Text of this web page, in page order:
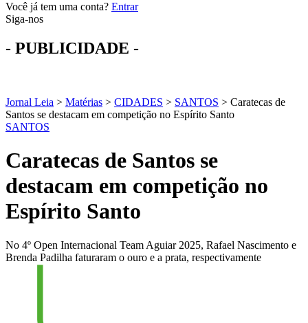
Você já tem uma conta? Entrar
Siga-nos
- PUBLICIDADE -
Jornal Leia > Matérias > CIDADES > SANTOS > Caratecas de
Santos se destacam em competição no Espírito Santo
SANTOS
Caratecas de Santos se
destacam em competição no
Espírito Santo
No 4º Open Internacional Team Aguiar 2025, Rafael Nascimento e
Brenda Padilha faturaram o ouro e a prata, respectivamente